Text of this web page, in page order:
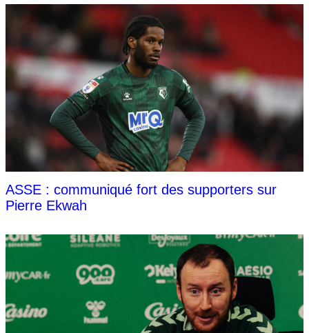
ASSE : communiqué fort des supporters sur
Pierre Ekwah